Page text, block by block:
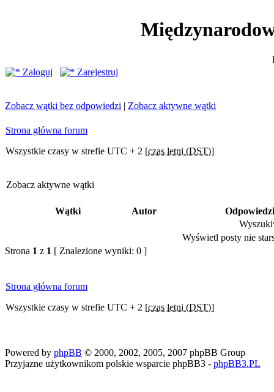
Zaloguj
Zarejestruj
Zobacz wątki bez odpowiedzi | Zobacz aktywne wątki
Strona główna forum
Wszystkie czasy w strefie UTC + 2 [czas letni (DST)]
Zobacz aktywne wątki
Wątki Autor
Wyświetl posty nie
Strona 1 z 1 [ Znalezione wyniki: 0 ]
Strona główna forum
Wszystkie czasy w strefie UTC + 2 [czas letni (DST)]
Powered by phpBB © 2000, 2002, 2005, 2007 phpBB Group
Przyjazne użytkownikom polskie wsparcie phpBB3 - phpBB3.PL